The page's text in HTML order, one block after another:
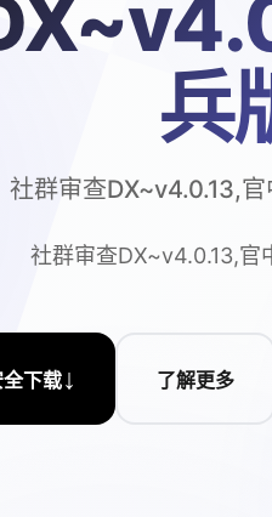
兵
社群审查DX~v4.0.13,
社群审查DX~v4.0.13,官
全下载↓ 了解更多